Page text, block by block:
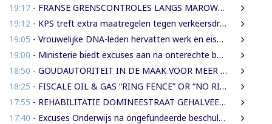
19:17 - FRANSE GRENSCONTROLES LANGS MAROWIJNERIVIER WEDEROM FORS AANGESCHERPT
19:12 - KPS treft extra maatregelen tegen verkeersdrukte binnenstad
19:05 - Vrouwelijke DNA-leden hervatten werk en eisen strengere gedragsregels na uitlating Van Samson
19:00 - Ministerie biedt excuses aan na onterechte beschuldigingen tegen IMEAO 2-directeur
18:50 - GOUDAUTORITEIT IN DE MAAK VOOR MEER ORDENING EN INKOMSTEN
18:25 - FISCALE OIL & GAS “RING FENCE” OR “NO RING FENCE”? THAT IS THE QUESTION!
17:55 - REHABILITATIE DOMINEESTRAAT GEHALVEERD TOT TWEE WEKEN NA ERNSTIGE VERKEERSCHAOS
17:40 - Excuses Onderwijs na ongefundeerde beschuldigingen directeur IMEAO 2